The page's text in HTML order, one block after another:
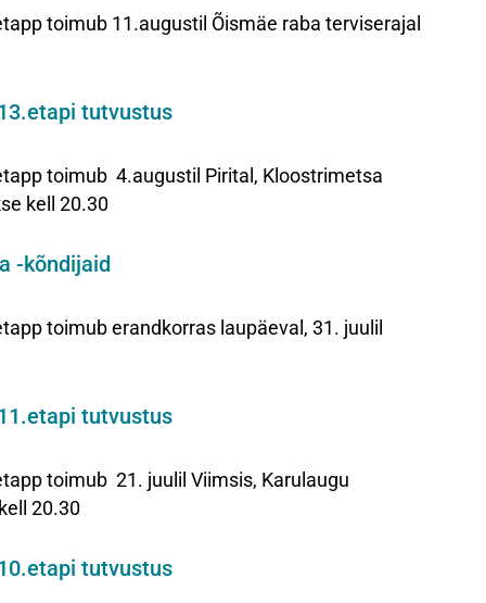
toimub 11.augustil Õismäe raba terviserajal
tutvustus
toimub 4.augustil Pirital, Kloostrimetsa
kell 20.30
-kõndijaid
toimub erandkorras laupäeval, 31. juulil
tutvustus
toimub 21. juulil Viimsis, Karulaugu
20.30
tutvustus